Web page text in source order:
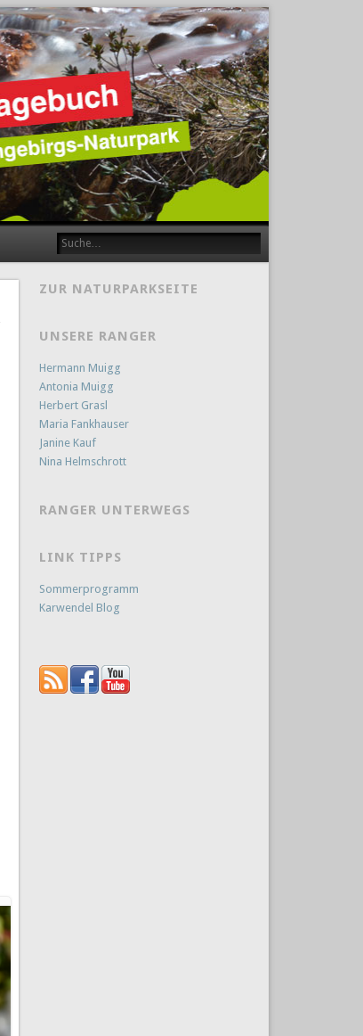
ZUR NATURPARKSEITE
UNSERE RANGER
Hermann Muigg
Antonia Muigg
Herbert Grasl
Maria Fankhauser
Janine Kauf
Nina Helmschrott
RANGER UNTERWEGS
LINK TIPPS
Sommerprogramm
Karwendel Blog